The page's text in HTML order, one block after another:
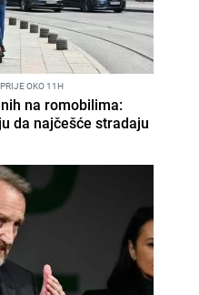
PRIJE OKO 11H
na romobilima:
da najčešće stradaju